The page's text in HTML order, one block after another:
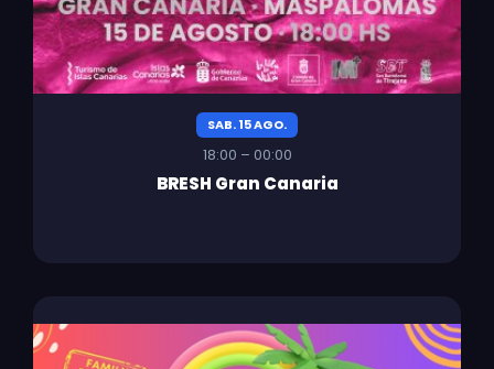
SAB. 15 AGO.
18:00 – 00:00
BRESH Gran Canaria